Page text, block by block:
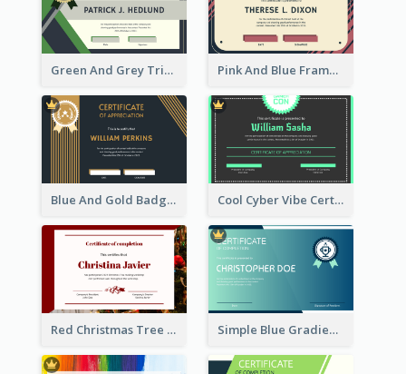
Green And Grey Triangles With Badge Certificate Pink And Blue Frame Company Certificate
Blue And Gold Badge Appreciation Certificate Cool Cyber Vibe Certificate For Gamers
Red Christmas Tree Triangle Photo Certificate Simple Blue Gradient Certificate